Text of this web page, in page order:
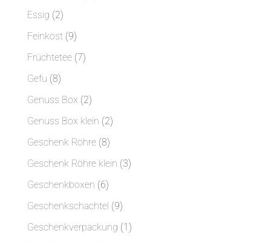
Essig 22
Produkte
Feinkost 99
Produkte
Früchtetee 77
Gefu 88
Produkte
Genuss Box 22
Produkte
Genuss Box klein 22
Geschenk Röhre 88
Produkte
Geschenk Röhre klein 33
Geschenkboxen 66
Produkte
Geschenkschachtel 99
Produkte
Geschenkverpackung 11